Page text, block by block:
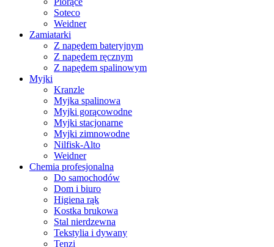
Soteco
Weidner
Zamiatarki
Z napędem bateryjnym
Z napędem ręcznym
Z napędem spalinowym
Myjki
Kranzle
Myjka spalinowa
Myjki gorącowodne
Myjki stacjonarne
Myjki zimnowodne
Nilfisk-Alto
Weidner
Chemia profesjonalna
Do samochodów
Dom i biuro
Higiena rąk
Kostka brukowa
Stal nierdzewna
Tekstylia i dywany
Tenzi